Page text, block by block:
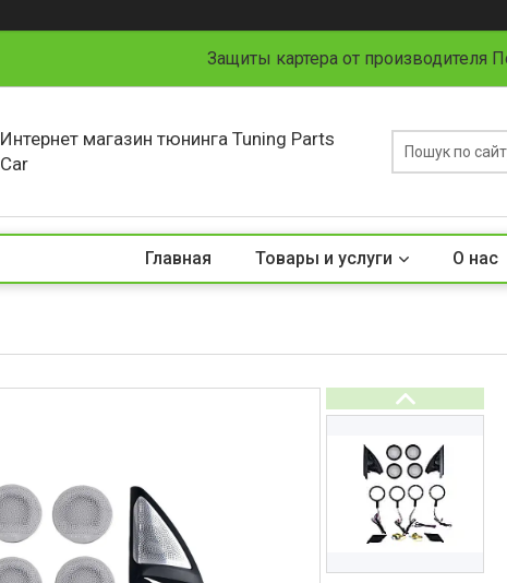
Защиты картера от производителя
Интернет магазин тюнинга Tuning Parts
Car
Главная Товары и услуги О нас